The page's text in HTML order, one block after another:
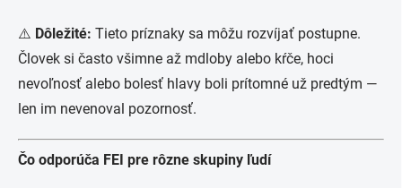
⚠️ Dôležité: Tieto príznaky sa môžu rozvíjať postupne.
Človek si často všimne až mdloby alebo kŕče, hoci
nevoľnosť alebo bolesť hlavy boli prítomné už predtým —
len im nevenoval pozornosť.
Čo odporúča FEI pre rôzne skupiny ľudí